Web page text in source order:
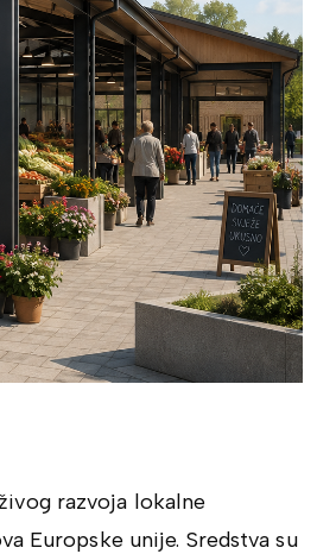
razvoja lokalne
Europske unije. Sredstva su